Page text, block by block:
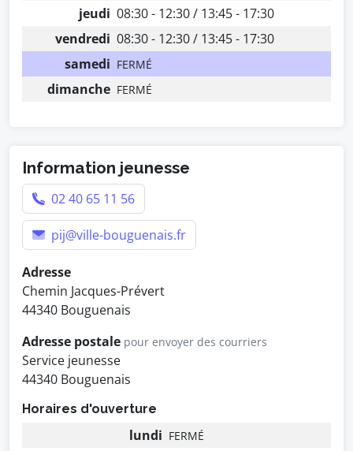
jeudi 08:30 - 12:30 / 13:45 - 17:30
vendredi 08:30 - 12:30 / 13:45 - 17:30
samedi FERMÉ
dimanche FERMÉ
Information jeunesse
02 40 65 11 56
pij@ville-bouguenais.fr
Adresse
Chemin Jacques-Prévert
44340 Bouguenais
Adresse postale pour envoyer des courriers
Service jeunesse
44340 Bouguenais
Horaires d'ouverture
lundi FERMÉ